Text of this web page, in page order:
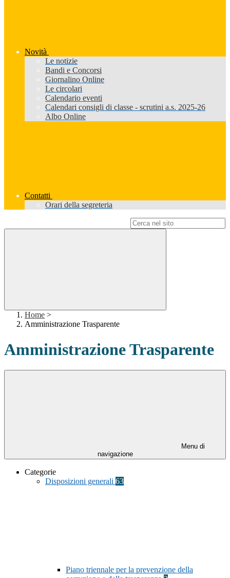
Novità
Le notizie
Bandi e Concorsi
Giornalino Online
Le circolari
Calendario eventi
Calendari consigli di classe - scrutini a.s. 2025-26
Albo Online
Contatti
Orari della segreteria
Home >
Amministrazione Trasparente
Amministrazione Trasparente
Menu di
navigazione
Categorie
Disposizioni generali 63
Piano triennale per la prevenzione della